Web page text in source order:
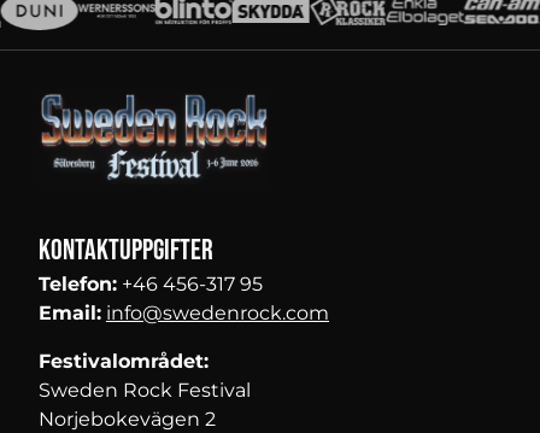
Kontaktuppgifter
Telefon: +46 456-317 95
Email: info@swedenrock.com
Festivalområdet:
Sweden Rock Festival
Norjebokevägen 2